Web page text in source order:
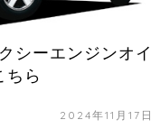
シーエンジンオイ
ちら
2024年11月17日